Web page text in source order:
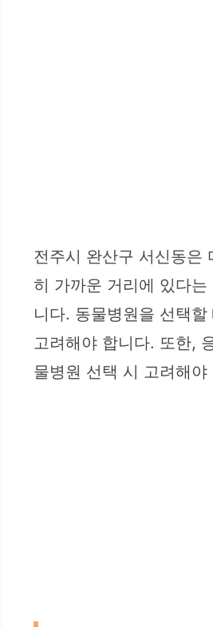
전주시 완산구 서신동은
히 가까운 거리에 있다
니다. 동물병원을 선택
고려해야 합니다. 또한,
물병원 선택 시 고려해